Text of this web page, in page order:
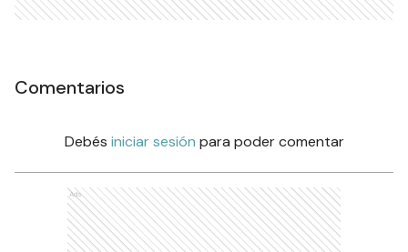
Comentarios
Debés iniciar sesión para poder comentar
Ads